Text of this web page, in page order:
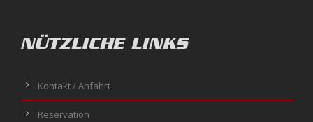
NÜTZLICHE LINKS
Kontakt / Anfahrt
Reservation